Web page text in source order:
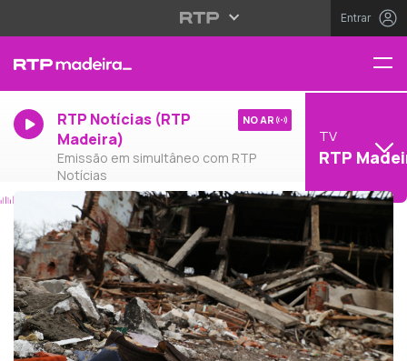
Entrar
RTP Notícias (RTP
Madeira)
Emissão em simultâneo com RTP
Notícias
NO AR
TV
RTP